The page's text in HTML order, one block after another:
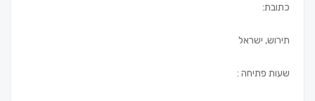
כתובת:
תירוש, ישראל
שעות פתיחה :